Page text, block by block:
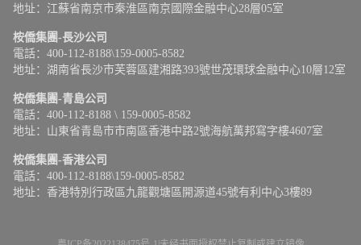
地址：江蘇省南京市秦淮區南京國際金融中心28層05室
桉僑集團-長沙公司
電話：400-112-8188\159-0005-8582
地址：湖南省長沙市芙蓉區建湘路393號世茂環球金融中心10層12室
桉僑集團-青島公司
電話：400-112-8188 \ 159-0005-8582
地址：山東省青島市市南區香港中路2號海航萬邦寫字樓4607室
桉僑集團-香港公司
電話：400-112-8188\159-0005-8582
地址：香港特別行政區九龍觀塘區開源道45號有利中心3樓89